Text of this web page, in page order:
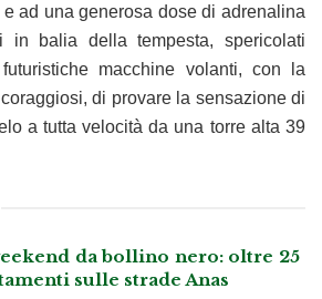
ad una generosa dose di adrenalina
balia della tempesta, spericolati
macchine volanti, con la
di provare la sensazione di
a tutta velocità da una torre alta 39
da bollino nero: oltre 25
sulle strade Anas